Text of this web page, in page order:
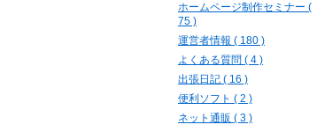
ホームページ制作セミナー (
75 )
運営者情報 ( 180 )
よくある質問 ( 4 )
出張日記 ( 16 )
便利ソフト ( 2 )
ネット通販 ( 3 )